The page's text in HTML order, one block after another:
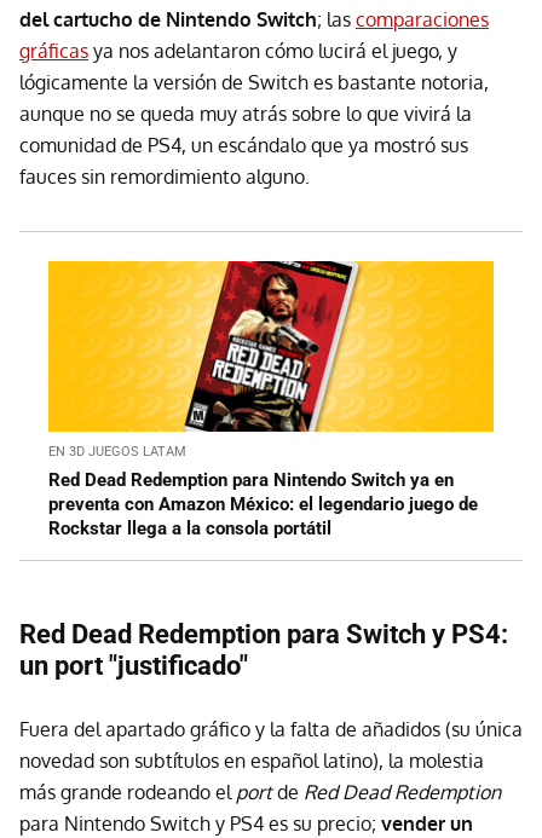
del cartucho de Nintendo Switch; las comparaciones
gráficas ya nos adelantaron cómo lucirá el juego, y
lógicamente la versión de Switch es bastante notoria,
aunque no se queda muy atrás sobre lo que vivirá la
comunidad de PS4, un escándalo que ya mostró sus
fauces sin remordimiento alguno.
EN 3D JUEGOS LATAM
Red Dead Redemption para Nintendo Switch ya en
preventa con Amazon México: el legendario juego de
Rockstar llega a la consola portátil
Red Dead Redemption para Switch y PS4:
un port "justificado"
Fuera del apartado gráfico y la falta de añadidos (su única
novedad son subtítulos en español latino), la molestia
más grande rodeando el portde Red Dead Redemption
para Nintendo Switch y PS4 es su precio; vender un